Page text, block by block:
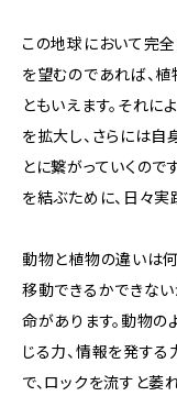
この地球において完
を望むのであれば、
ともいえます。それ
を拡大し、さらには
とに繋がっていくの
を結ぶために、日々実
動物と植物の違いは何
移動できるかできない
命があります。動物の
じる力、情報を発す
で、ロックを流すと萎